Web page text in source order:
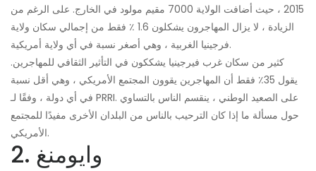
2015 ، حيث أضافت الولاية 7000 مقيم مولود في الخارج. على الرغم من
الزيادة ، لا يزال المهاجرون يشكلون 1.6 ٪ فقط من إجمالي سكان ولاية
فرجينيا الغربية ، وهي أصغر نسبة في أي ولاية أمريكية.
كثير من سكان غرب فيرجينيا يشككون في التأثير الثقافي للمهاجرين.
يقول 35٪ فقط أن المهاجرين يقوون المجتمع الأمريكي ، وهي أقل نسبة
في أي دولة ، وفقًا لـ PRRI. على الصعيد الوطني ، ينقسم الناس بالتساوي
حول مسألة ما إذا كان الترحيب بالناس من البلدان الأخرى مفيدًا للمجتمع
الأمريكي.
2. وايومنغ